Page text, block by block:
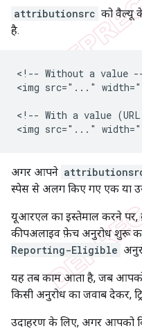
attributionsrc को वैल्यू
है.
<!-- Without a value
<img src="..."
<!-- With a value
अगर आपने
स्पेस से अलग किए गए एक या
यूआरएल का इस्तेमाल करने
कीपअलाइव फ़ेच अनुरोध शुरू
Reporting-Eligible
यह तब काम आता है, जब
किसी अनुरोध का जवाब देकर,
उदाहरण के लिए, अगर आपको